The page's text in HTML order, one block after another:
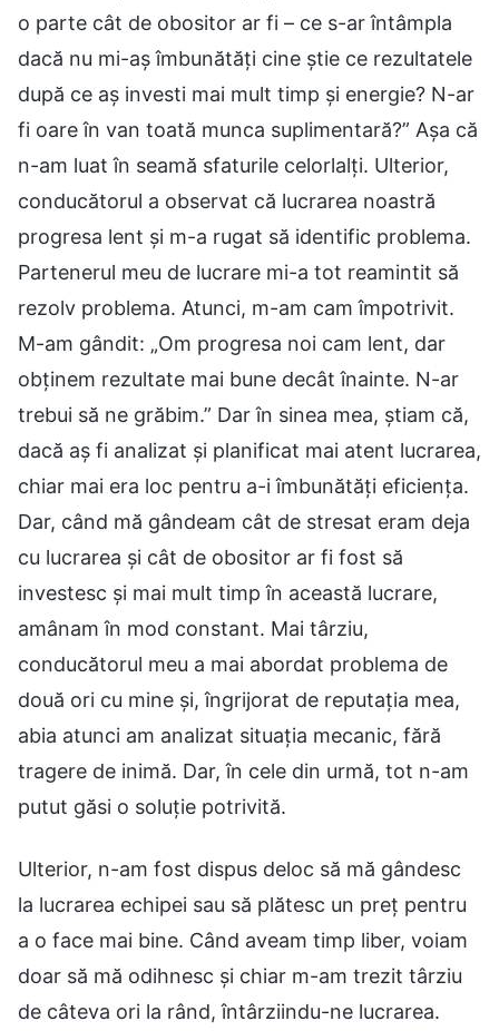
o parte cât de obositor ar fi – ce s-ar întâmpla
dacă nu mi-aș îmbunătăți cine știe ce rezultatele
după ce aș investi mai mult timp și energie? N-ar
fi oare în van toată munca suplimentară?” Așa că
n-am luat în seamă sfaturile celorlalți. Ulterior,
conducătorul a observat că lucrarea noastră
progresa lent și m-a rugat să identific problema.
Partenerul meu de lucrare mi-a tot reamintit să
rezolv problema. Atunci, m-am cam împotrivit.
M-am gândit: „Om progresa noi cam lent, dar
obținem rezultate mai bune decât înainte. N-ar
trebui să ne grăbim.” Dar în sinea mea, știam că,
dacă aș fi analizat și planificat mai atent lucrarea,
chiar mai era loc pentru a-i îmbunătăți eficiența.
Dar, când mă gândeam cât de stresat eram deja
cu lucrarea și cât de obositor ar fi fost să
investesc și mai mult timp în această lucrare,
amânam în mod constant. Mai târziu,
conducătorul meu a mai abordat problema de
două ori cu mine și, îngrijorat de reputația mea,
abia atunci am analizat situația mecanic, fără
tragere de inimă. Dar, în cele din urmă, tot n-am
putut găsi o soluție potrivită.
Ulterior, n-am fost dispus deloc să mă gândesc
la lucrarea echipei sau să plătesc un preț pentru
a o face mai bine. Când aveam timp liber, voiam
doar să mă odihnesc și chiar m-am trezit târziu
de câteva ori la rând, întârziindu-ne lucrarea.